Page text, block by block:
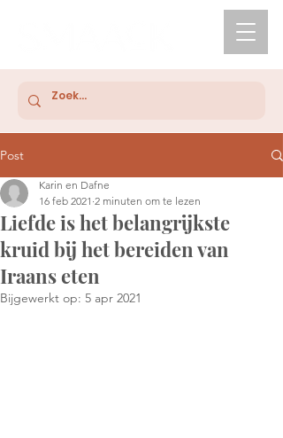
Post
Liefde is het belangrijkste
kruid bij het bereiden van
Iraans eten
Karin en Dafne
16 feb 2021 2 minuten om te lezen
Bijgewerkt op: 5 apr 2021